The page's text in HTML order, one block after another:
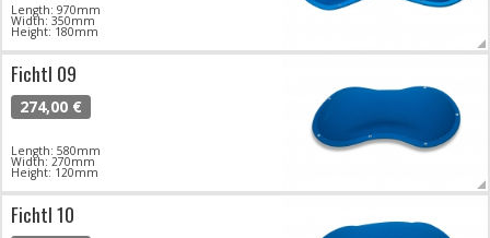
Length: 970mm
Width: 350mm
Height: 180mm
Fichtl 09
274,00 €
Length: 580mm
Width: 270mm
Height: 120mm
Fichtl 10